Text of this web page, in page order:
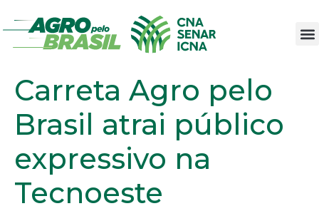
Carreta Agro pelo
Brasil atrai público
expressivo na
Tecnoeste